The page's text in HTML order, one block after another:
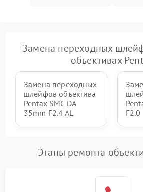
Замена переходных
объективах
Замена переходных
шлейфов объектива
Pentax SMC DA
35mm F2.4 AL
F2.0
Этапы ремонта